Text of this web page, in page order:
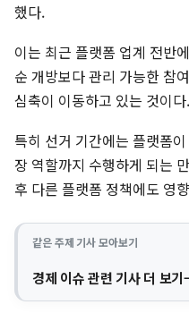
했다.
이는 최근 플랫폼 업계 전반
순 개방보다 관리 가능한 참
심축이 이동하고 있는 것이다.
특히 선거 기간에는 플랫폼
장 역할까지 수행하게 되는
후 다른 플랫폼 정책에도 영
같은 주제 기사 모아보기
경제 이슈 관련 기사 더 보기